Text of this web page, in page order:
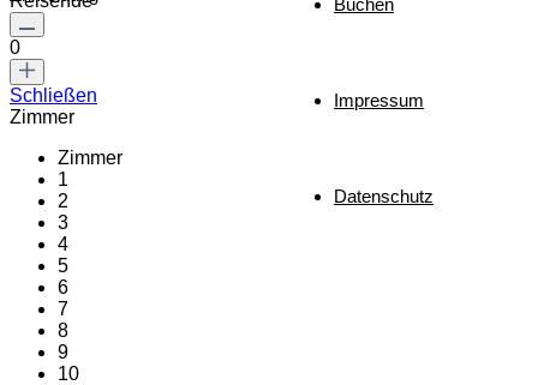
Impressum
Datenschutz
0
Schließen
Zimmer
Zimmer
1
2
3
4
5
6
7
8
9
10